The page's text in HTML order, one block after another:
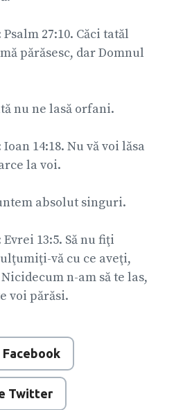
27:10. Căci tatăl
părăsesc, dar Domnul
nu ne lasă orfani.
14:18. Nu vă voi lăsa
la voi.
absolut singuri.
13:5. Să nu fiţi
vă cu ce aveţi,
n-am să te las,
părăsi.
Twitter